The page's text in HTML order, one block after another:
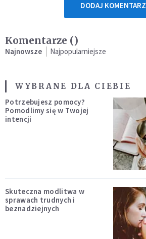
DODAJ KOMENTARZ
Komentarze ()
Najnowsze Najpopularniejsze
WYBRANE DLA CIEBIE
Potrzebujesz pomocy?
Pomodlimy się w Twojej
intencji
Skuteczna modlitwa w
sprawach trudnych i
beznadziejnych